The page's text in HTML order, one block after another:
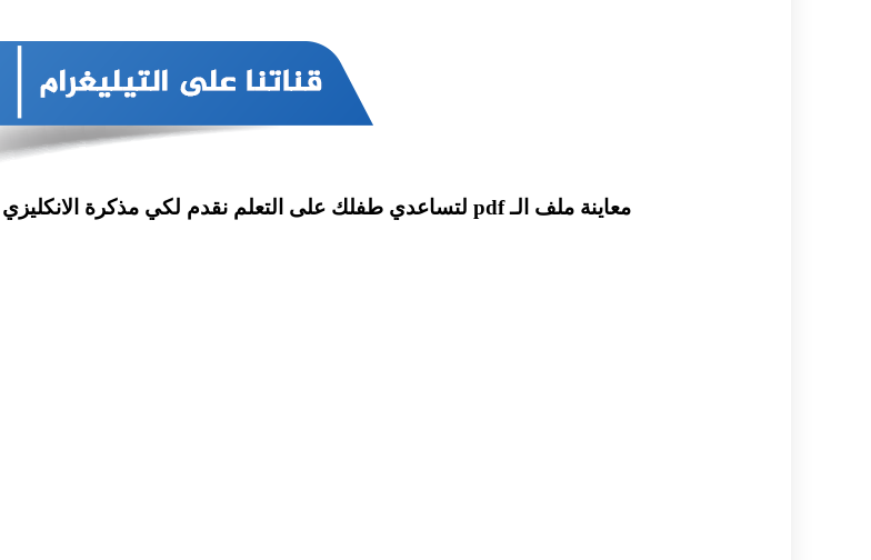
معاينة ملف الـ pdf لتساعدي طفلك على التعلم نقدم لكي مذكرة الانكليزي الشاملة الجزء الاول لصف الاول في الامارات